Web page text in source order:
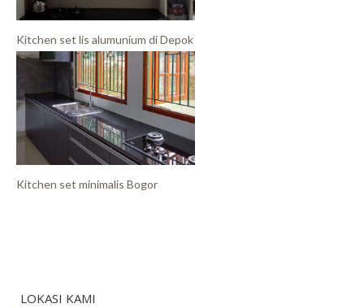
Kitchen set lis alumunium di Depok
Kitchen set minimalis Bogor
LOKASI KAMI